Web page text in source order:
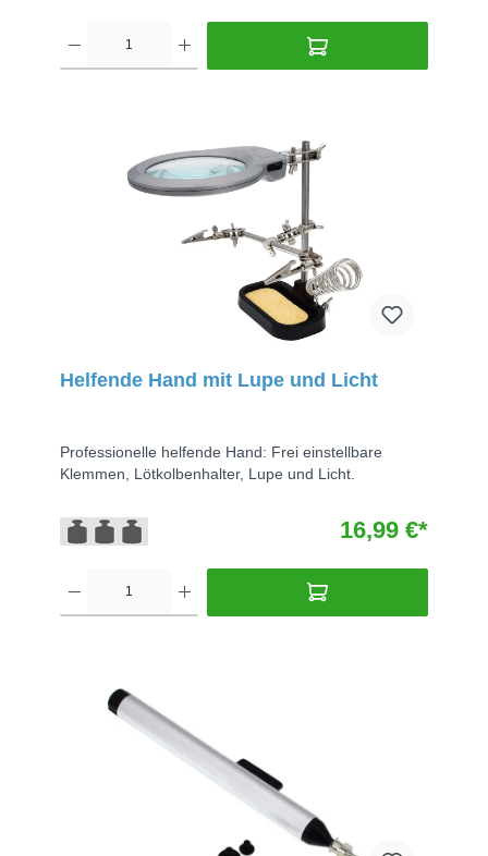
Helfende Hand mit Lupe und Licht
Professionelle helfende Hand: Frei einstellbare
Klemmen, Lötkolbenhalter, Lupe und Licht.
16,99 €*